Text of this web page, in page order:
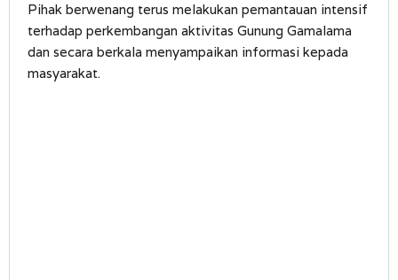
Pihak berwenang terus melakukan pemantauan intensif
terhadap perkembangan aktivitas Gunung Gamalama
dan secara berkala menyampaikan informasi kepada
masyarakat.